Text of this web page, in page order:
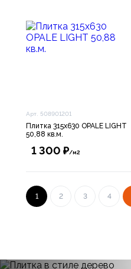
Арт. 508901201
Плитка 315х630 OPALE LIGHT
50,88 кв.м.
1 300 ₽/м2
1 2 3 4